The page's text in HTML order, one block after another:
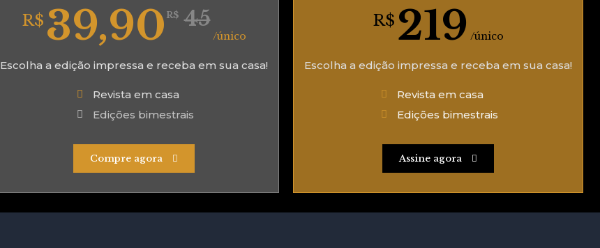
R$ 39,90 R$ 45
/único
Escolha a edição impressa e receba em sua casa!
Revista em casa
Edições bimestrais
Compre agora
R$ 219 /único
Escolha a edição impressa e receba em sua casa!
Revista em casa
Edições bimestrais
Assine agora